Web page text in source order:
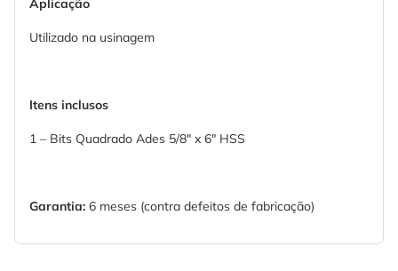
Aplicação
Utilizado na usinagem
Itens inclusos
1 – Bits Quadrado Ades 5/8" x 6" HSS
Garantia: 6 meses (contra defeitos de fabricação)